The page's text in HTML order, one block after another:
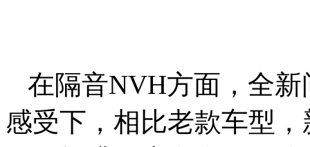
在隔音NVH方面，全
感受下，相比老款车型